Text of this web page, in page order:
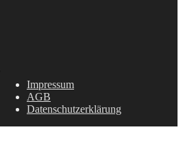
Impressum
AGB
Datenschutzerklärung